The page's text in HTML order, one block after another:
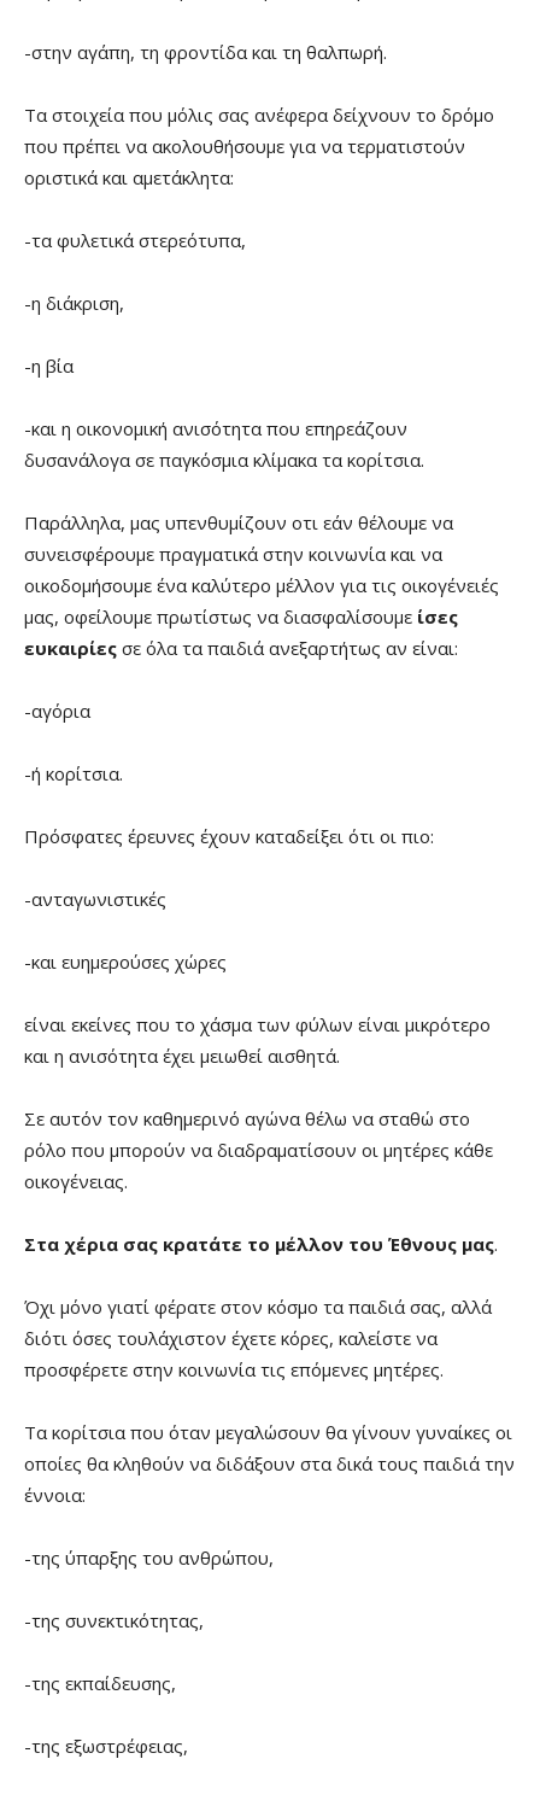
-στην αγάπη, τη φροντίδα και τη θαλπωρή.
Τα στοιχεία που μόλις σας ανέφερα δείχνουν το δρόμο
που πρέπει να ακολουθήσουμε για να τερματιστούν
οριστικά και αμετάκλητα:
-τα φυλετικά στερεότυπα,
-η διάκριση,
-η βία
-και η οικονομική ανισότητα που επηρεάζουν
δυσανάλογα σε παγκόσμια κλίμακα τα κορίτσια.
Παράλληλα, μας υπενθυμίζουν οτι εάν θέλουμε να
συνεισφέρουμε πραγματικά στην κοινωνία και να
οικοδομήσουμε ένα καλύτερο μέλλον για τις οικογένειές
μας, οφείλουμε πρωτίστως να διασφαλίσουμε ίσες
ευκαιρίες σε όλα τα παιδιά ανεξαρτήτως αν είναι:
-αγόρια
-ή κορίτσια.
Πρόσφατες έρευνες έχουν καταδείξει ότι οι πιο:
-ανταγωνιστικές
-και ευημερούσες χώρες
είναι εκείνες που το χάσμα των φύλων είναι μικρότερο
και η ανισότητα έχει μειωθεί αισθητά.
Σε αυτόν τον καθημερινό αγώνα θέλω να σταθώ στο
ρόλο που μπορούν να διαδραματίσουν οι μητέρες κάθε
οικογένειας.
Στα χέρια σας κρατάτε το μέλλον του Έθνους μας.
Όχι μόνο γιατί φέρατε στον κόσμο τα παιδιά σας, αλλά
διότι όσες τουλάχιστον έχετε κόρες, καλείστε να
προσφέρετε στην κοινωνία τις επόμενες μητέρες.
Τα κορίτσια που όταν μεγαλώσουν θα γίνουν γυναίκες οι
οποίες θα κληθούν να διδάξουν στα δικά τους παιδιά την
έννοια:
-της ύπαρξης του ανθρώπου,
-της συνεκτικότητας,
-της εκπαίδευσης,
-της εξωστρέφειας,